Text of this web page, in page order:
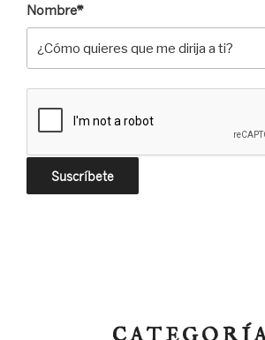
Nombre*